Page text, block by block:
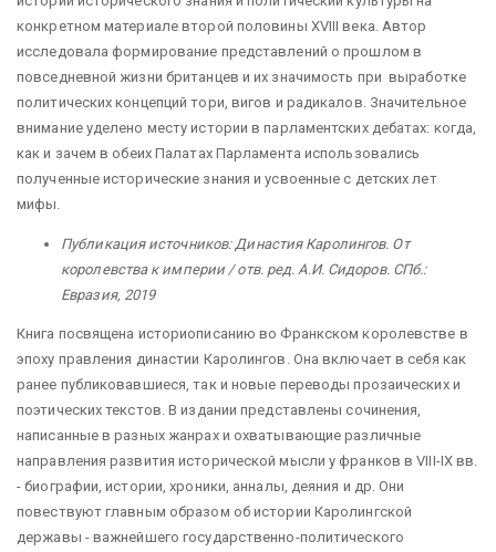
конкретном материале второй половины XVIII века. Автор
исследовала формирование представлений о прошлом в
повседневной жизни британцев и их значимость при выработке
политических концепций тори, вигов и радикалов. Значительное
внимание уделено месту истории в парламентских дебатах: когда,
как и зачем в обеих Палатах Парламента использовались
полученные исторические знания и усвоенные с детских лет
мифы.
Публикация источников: Династия Каролингов. От
королевства к империи / отв. ред. А.И. Сидоров. СПб.:
Евразия, 2019
Книга посвящена историописанию во Франкском королевстве в
эпоху правления династии Каролингов. Она включает в себя как
ранее публиковавшиеся, так и новые переводы прозаических и
поэтических текстов. В издании представлены сочинения,
написанные в разных жанрах и охватывающие различные
направления развития исторической мысли у франков в VIII-IX вв.
- биографии, истории, хроники, анналы, деяния и др. Они
повествуют главным образом об истории Каролингской
державы - важнейшего государственно-политического